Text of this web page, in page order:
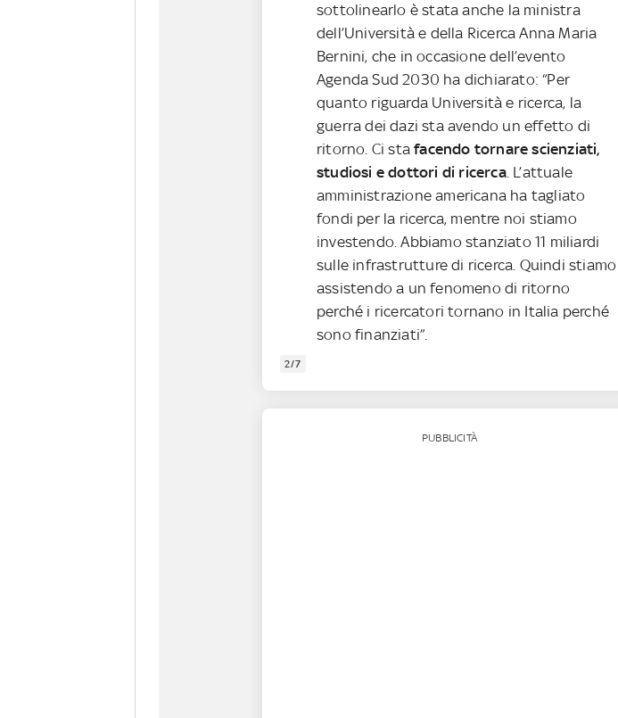
sottolinearlo è stata anche la ministra
dell’Università e della Ricerca Anna Maria
Bernini, che in occasione dell’evento
Agenda Sud 2030 ha dichiarato: “Per
quanto riguarda Università e ricerca, la
guerra dei dazi sta avendo un effetto di
ritorno. Ci sta facendo tornare scienziati,
studiosi e dottori di ricerca. L’attuale
amministrazione americana ha tagliato
fondi per la ricerca, mentre noi stiamo
investendo. Abbiamo stanziato 11 miliardi
sulle infrastrutture di ricerca. Quindi stiamo
assistendo a un fenomeno di ritorno
perché i ricercatori tornano in Italia perché
sono finanziati”.
2/7
PUBBLICITÀ